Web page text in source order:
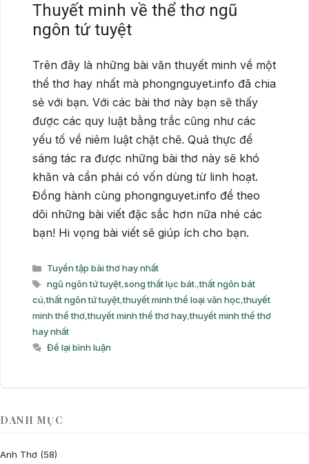
Thuyết minh về thể thơ ngũ
ngôn tứ tuyệt
Trên đây là những bài văn thuyết minh về một
thể thơ hay nhất mà phongnguyet.info đã chia
sẻ với bạn. Với các bài thơ này bạn sẽ thấy
được các quy luật bằng trắc cũng như các
yếu tố về niêm luật chặt chẽ. Quả thực để
sáng tác ra được những bài thơ này sẽ khó
khăn và cần phải có vốn dùng từ linh hoạt.
Đồng hành cùng phongnguyet.info để theo
dõi những bài viết đặc sắc hơn nữa nhé các
bạn! Hi vọng bài viết sẽ giúp ích cho bạn.
Danh
mục
Tuyển tập bài thơ hay nhất
Thẻ
ngũ ngôn tứ tuyệt,song thất lục bát.,thất ngôn bát
cú,thất ngôn tứ tuyệt,thuyết minh thể loại văn học,thuyết
minh thể thơ,thuyết minh thể thơ hay,thuyết minh thể thơ
hay nhất
Để lại bình luận
DANH MỤC
Anh Thơ (58)